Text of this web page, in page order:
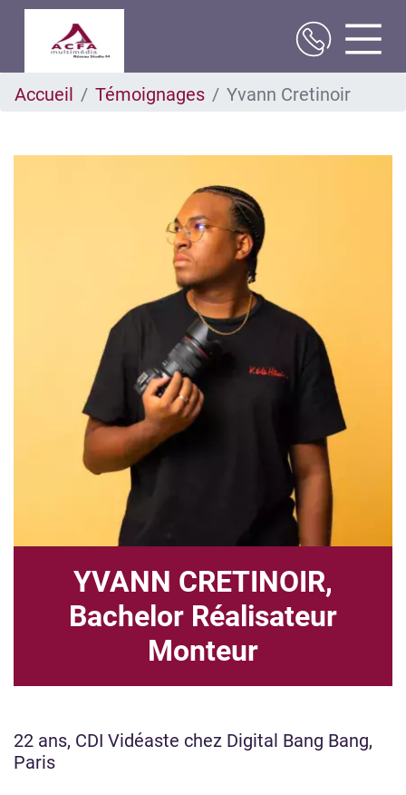
auAccueil Témoignages Yvann Cretinoir
YVANN CRETINOIR,
Bachelor Réalisateur
Monteur
22 ans, CDI Vidéaste chez Digital Bang Bang,
Paris